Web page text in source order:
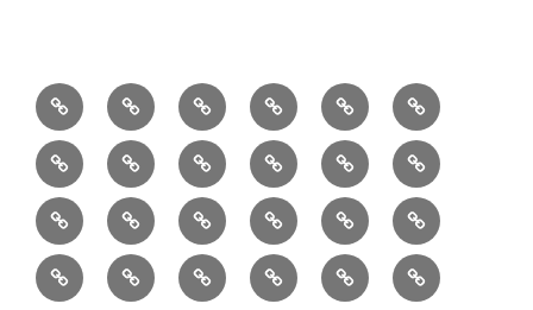
1/10：
材
料
10/10：
ジ
ュ
エ
リ
ー
2/10：
製
作
3/10：
は
ぎ
れ
4/10：
Ｈ
Ｍ
Ｂ
教
室
5/10：
事
業
6/10：
読
書
7/10：
食・
健
康
8/10：
リ
フ
ォ
ー
9/10：
コ
ー
デ
creema
で
販
売
中
①
入
園
バ
ッ
②
半
月
型
③
巾
着
袋
④
巾
着
袋
⑤
巾
着
シ
⑥
小
動
物
⑦
リ
ュ
ッ
⑧
メ
⑨
ミ
⑩
マ
⑪
マ
⑫
ポ
⑬
ボ